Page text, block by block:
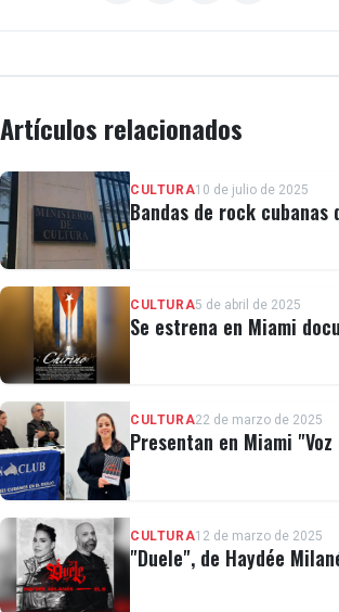
Artículos relacionados
CULTURA10 de julio de 2025
Bandas de rock
CULTURA5 de abril de 2025
Se estrena en Miami
CULTURA22 de marzo de 2025
Presentan en Miami
CULTURA12 de marzo de 2025
"Duele", de Haydée